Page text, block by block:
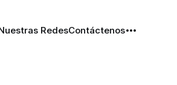
RedesContáctenos